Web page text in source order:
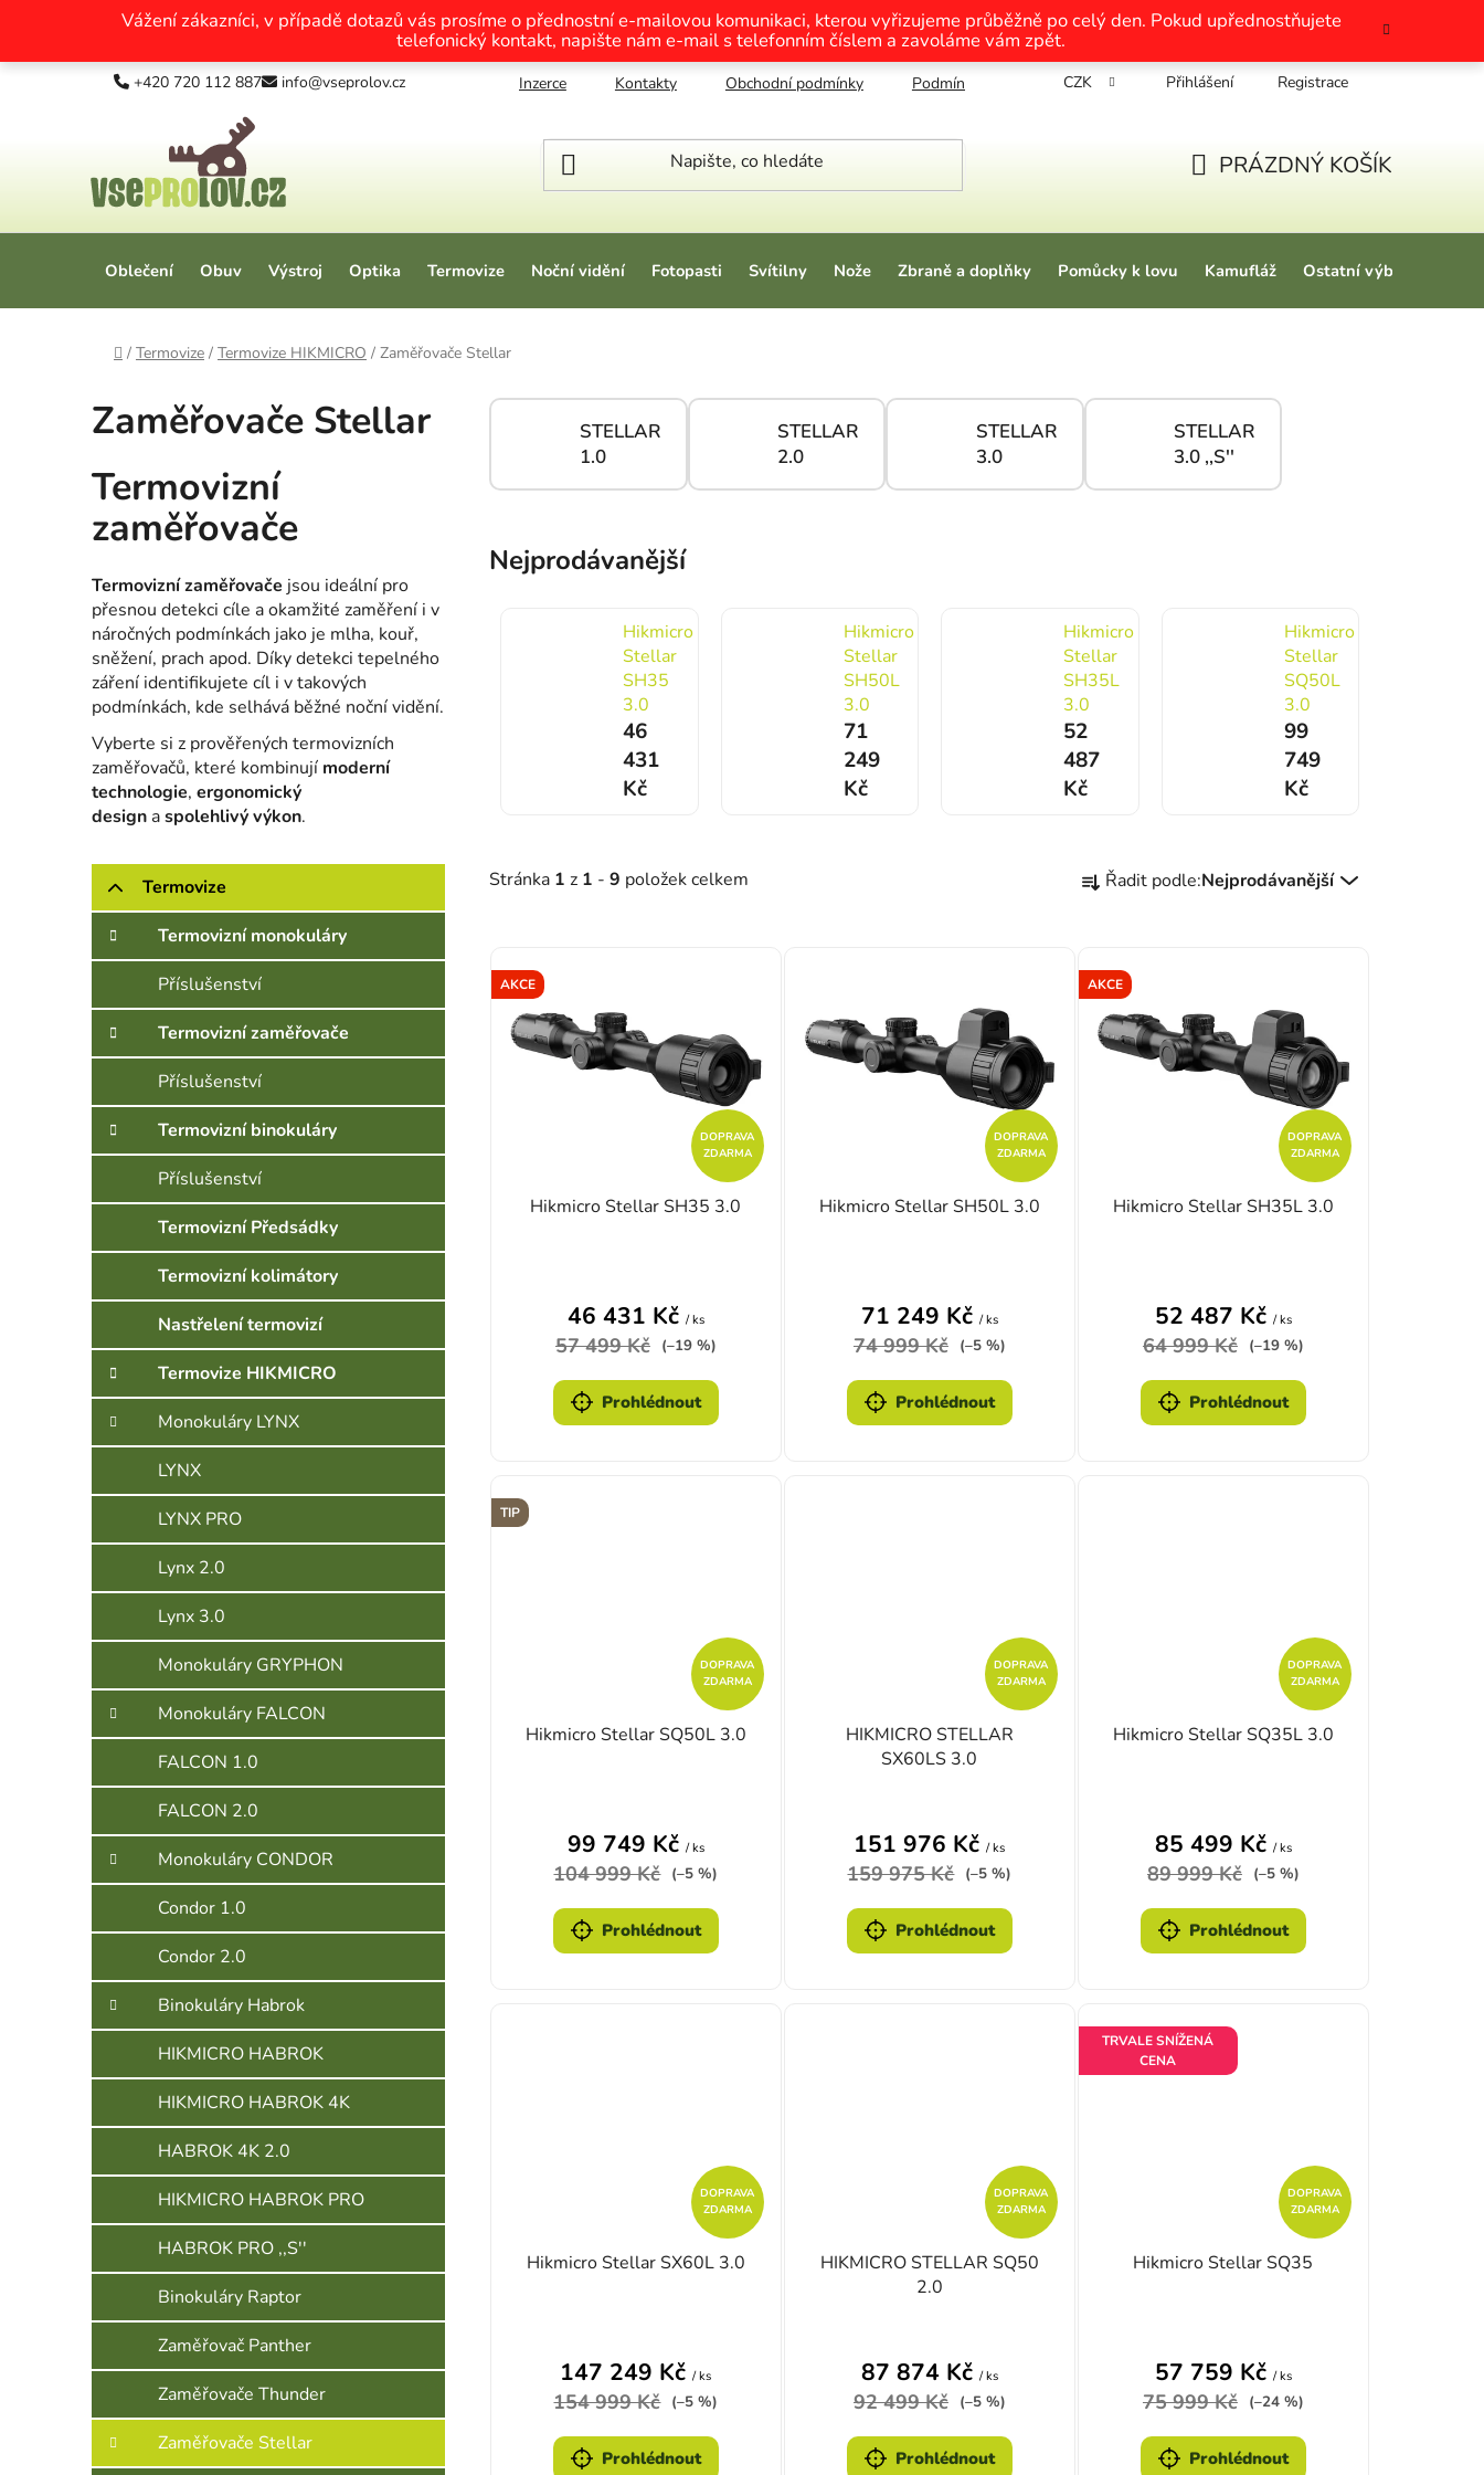
Přejít na obsah
Vážení zákazníci, v případě dotazů vás prosíme o přednostní e-mailovou komunikaci, kterou vyřizujeme průběžně po celý den. Pokud upřednostňujete
telefonický kontakt, napište nám e-mail s telefonním číslem a zavoláme vám zpět.
+420 720 112 887 info@vseprolov.cz Inzerce Kontakty Obchodní podmínky Podmínky ochrany osobních údajů Nákup na splátky
CZK Přihlášení Registrace
PRÁZDNÝ KOŠÍK
Oblečení Obuv Výstroj Optika Termovize Noční vidění Fotopasti Svítilny Nože Zbraně a doplňky Pomůcky k lovu Kamufláž Ostatní výbava
Domů
/ Termovize / Termovize HIKMICRO / Zaměřovače Stellar
Zaměřovače Stellar
Termovizní
zaměřovače
Termovizní zaměřovače jsou ideální pro
přesnou detekci cíle a okamžité zaměření i v
náročných podmínkách jako je mlha, kouř,
sněžení, prach apod. Díky detekci tepelného
záření identifikujete cíl i v takových
podmínkách, kde selhává běžné noční vidění.
Vyberte si z prověřených termovizních
zaměřovačů, které kombinují moderní
technologie, ergonomický
design aspolehlivý výkon.
Postranní panel
Přeskočit kategorie
KategorieTermovize
Termovizní monokuláry
Příslušenství
Termovizní zaměřovače
Příslušenství
Termovizní binokuláry
Příslušenství
Termovizní Předsádky
Termovizní kolimátory
Nastřelení termovizí
Termovize HIKMICRO
Monokuláry LYNX
LYNX
LYNX PRO
Lynx 2.0
Lynx 3.0
Monokuláry GRYPHON
Monokuláry FALCON
FALCON 1.0
FALCON 2.0
Monokuláry CONDOR
Condor 1.0
Condor 2.0
Binokuláry Habrok
HIKMICRO HABROK
HIKMICRO HABROK 4K
HABROK 4K 2.0
HIKMICRO HABROK PRO
HABROK PRO ,,S''
Binokuláry Raptor
Zaměřovač Panther
Zaměřovače Thunder
Zaměřovače Stellar
STELLAR
1.0
STELLAR
2.0
STELLAR
3.0
STELLAR
3.0 ,,S''
Nejprodávanější
Hikmicro
Stellar
SH35
3.0
46
431
Kč
Hikmicro
Stellar
SH50L
3.0
71
249
Kč
Hikmicro
Stellar
SH35L
3.0
52
487
Kč
Hikmicro
Stellar
SQ50L
3.0
99
749
Kč
Stránka 1 z 1 - 9 položek celkem Řazení produktů
Řadit podle:Nejprodávanější
AKCE
DOPRAVA
ZDARMA
Hikmicro Stellar SH35 3.0
46 431 Kč / ks
57 499 Kč (–19 %)
Prohlédnout
DOPRAVA
ZDARMA
Hikmicro Stellar SH50L 3.0
71 249 Kč / ks
74 999 Kč (–5 %)
Prohlédnout
AKCE
DOPRAVA
ZDARMA
Hikmicro Stellar SH35L 3.0
52 487 Kč / ks
64 999 Kč (–19 %)
Prohlédnout
TIP
DOPRAVA
ZDARMA
Hikmicro Stellar SQ50L 3.0
99 749 Kč / ks
104 999 Kč (–5 %)
Prohlédnout
DOPRAVA
ZDARMA
HIKMICRO STELLAR
SX60LS 3.0
151 976 Kč/ ks
159 975 Kč (–5 %)
Prohlédnout
DOPRAVA
ZDARMA
Hikmicro Stellar SQ35L 3.0
85 499 Kč / ks
89 999 Kč (–5 %)
Prohlédnout
DOPRAVA
ZDARMA
Hikmicro Stellar SX60L 3.0
147 249 Kč/ ks
154 999 Kč (–5 %)
Prohlédnout
DOPRAVA
ZDARMA
HIKMICRO STELLAR SQ50
2.0
87 874 Kč / ks
92 499 Kč (–5 %)
Prohlédnout
TRVALE SNÍŽENÁ
CENA
DOPRAVA
ZDARMA
Hikmicro Stellar SQ35
57 759 Kč / ks
75 999 Kč (–24 %)
Prohlédnout